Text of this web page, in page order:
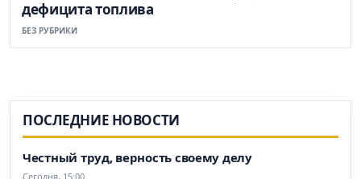
дефицита топлива
БЕЗ РУБРИКИ
ПОСЛЕДНИЕ НОВОСТИ
Честный труд, верность своему делу
Сегодня, 15:00